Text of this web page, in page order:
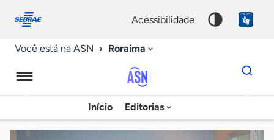
conosco
acessibilidade
Você está na ASN Roraima
Agência
Sebrae
Início Editorias
Dados
para
chave